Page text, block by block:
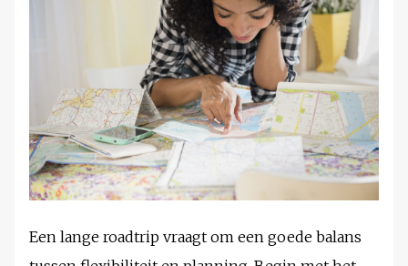
Een lange roadtrip vraagt om een goede balans